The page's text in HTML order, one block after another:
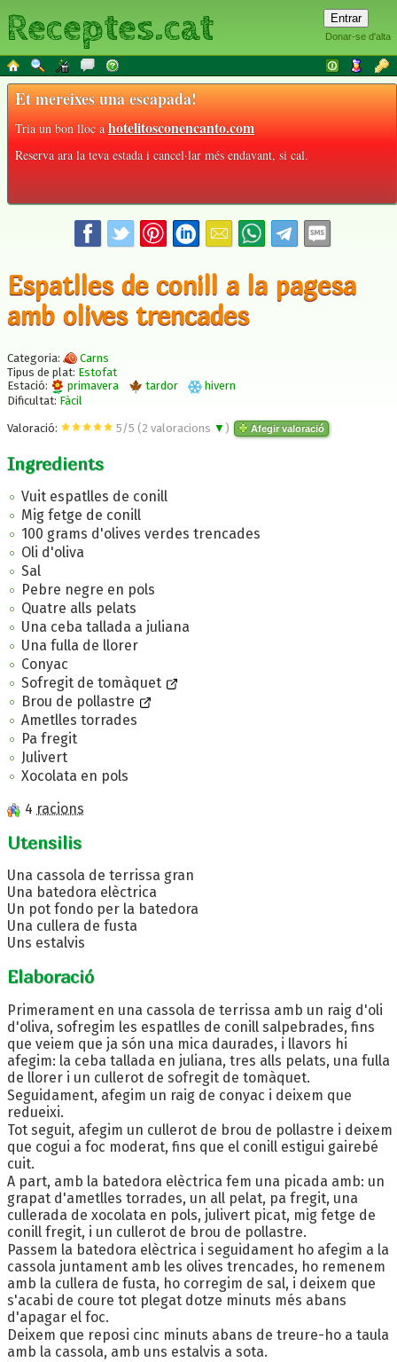
Donar-se d'alta
Receptes.cat
Et mereixes una escapada!
Tria un bon lloc ahotelitosconencanto.com
Reserva ara la teva estada i cancel·lar més endavant, si cal.
Espatlles de conill a la pagesa
amb olives trencades
Categoria:
Carns
Tipus de plat: Estofat
Estació:
primavera tardor
hivern
Dificultat: Fàcil
Valoració: 5 /5 (2 valoracions ▼ ) Afegir valoració
Ingredients
Vuit espatlles de conill
Mig fetge de conill
100 grams d'olives verdes trencades
Oli d'oliva
Sal
Pebre negre en pols
Quatre alls pelats
Una ceba tallada a juliana
Una fulla de llorer
Conyac
Sofregit de tomàquet
Brou de pollastre
Ametlles torrades
Pa fregit
Julivert
Xocolata en pols
4 racions
Utensilis
Una cassola de terrissa gran
Una batedora elèctrica
Un pot fondo per la batedora
Una cullera de fusta
Uns estalvis
Elaboració
Primerament en una cassola de terrissa amb un raig d'oli
d'oliva, sofregim les espatlles de conill salpebrades, fins
que veiem que ja són una mica daurades, i llavors hi
afegim: la ceba tallada en juliana, tres alls pelats, una fulla
de llorer i un cullerot de sofregit de tomàquet.
Seguidament, afegim un raig de conyac i deixem que
redueixi.
Tot seguit, afegim un cullerot de brou de pollastre i deixem
que cogui a foc moderat, fins que el conill estigui gairebé
cuit.
A part, amb la batedora elèctrica fem una picada amb: un
grapat d'ametlles torrades, un all pelat, pa fregit, una
cullerada de xocolata en pols, julivert picat, mig fetge de
conill fregit, i un cullerot de brou de pollastre.
Passem la batedora elèctrica i seguidament ho afegim a la
cassola juntament amb les olives trencades, ho remenem
amb la cullera de fusta, ho corregim de sal, i deixem que
s'acabi de coure tot plegat dotze minuts més abans
d'apagar el foc.
Deixem que reposi cinc minuts abans de treure-ho a taula
amb la cassola, amb uns estalvis a sota.